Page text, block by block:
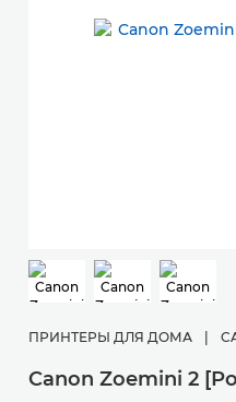
ПРИНТЕРЫ ДЛЯ ДОМА |
Canon Zoemini 2